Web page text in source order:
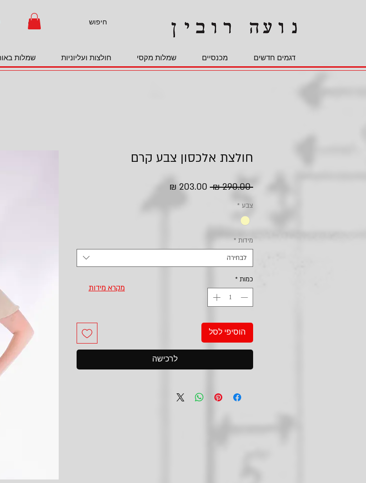
דגמים חדשים מכנסיים שמלות מקסי חולצות ועליוניות שמלות
חולצת אלכסון צבע קרם
‏290.00 ‏₪
מחיר
צבע *
מידות *
לבחירה
כמות *
הוסיפי לסל
לרכישה
מקרא מידות